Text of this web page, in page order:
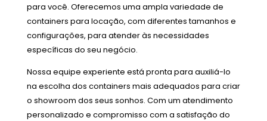
para você. Oferecemos uma ampla variedade de
containers para locação, com diferentes tamanhos e
configurações, para atender às necessidades
específicas do seu negócio.
Nossa equipe experiente está pronta para auxiliá-lo
na escolha dos containers mais adequados para criar
o showroom dos seus sonhos. Com um atendimento
personalizado e compromisso com a satisfação do